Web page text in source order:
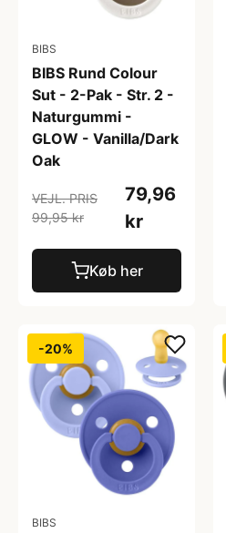
BIBS
BIBS Rund Colour
Sut - 2-Pak - Str. 2 -
Naturgummi -
GLOW - Vanilla/Dark
Oak
VEJL. PRIS
99,95 kr
79,96
kr
Køb her
-20%
BIBS